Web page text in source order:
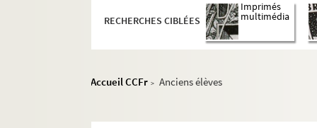
RECHERCHES CIBLÉES
Imprimés
multimédia
Accueil CCFr > Anciens élèves